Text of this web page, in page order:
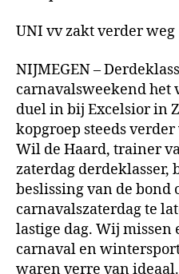
UNI vv zakt verder weg
NIJMEGEN –
carnavalsweekend het
duel in bij Excelsior in
kopgroep steeds verder
Wil de Haard, trainer
zaterdag derdeklasser,
beslissing van de bond
carnavalszaterdag te
lastige dag. Wij missen
carnaval en
waren verre van